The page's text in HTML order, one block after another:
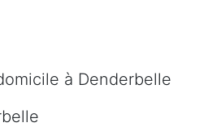
à Denderbelle